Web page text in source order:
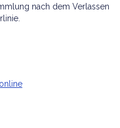
nach dem Verlassen